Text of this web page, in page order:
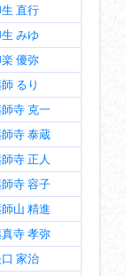
直行
みゆ
優弥
るり
寺 克一
寺 泰蔵
寺 正人
寺 容子
山 精進
寺 孝弥
口 家治